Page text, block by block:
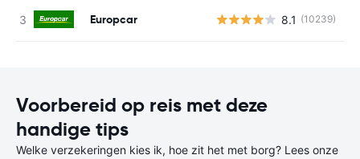
Europcar 8.1 (10239)
Voorbereid op reis met deze
handige tips
Welke verzekeringen kies ik, hoe zit het met borg? Lees onze